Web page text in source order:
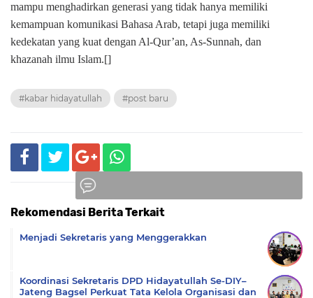
mampu menghadirkan generasi yang tidak hanya memiliki
kemampuan komunikasi Bahasa Arab, tetapi juga memiliki
kedekatan yang kuat dengan Al-Qur’an, As-Sunnah, dan
khazanah ilmu Islam.[]
#kabar hidayatullah #post baru
Rekomendasi Berita Terkait
Menjadi Sekretaris yang Menggerakkan
Koordinasi Sekretaris DPD Hidayatullah Se-DIY–
Jateng Bagsel Perkuat Tata Kelola Organisasi dan